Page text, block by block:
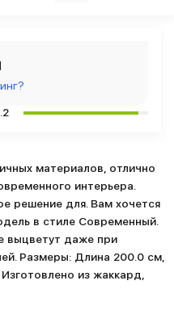
материалов, отлично
интерьера.
решение для. Вам хочется
в стиле Современный.
выцветут даже при
Размеры: Длина 200.0 см,
из жаккард,